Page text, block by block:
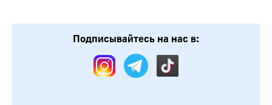
Подписывайтесь на нас в: